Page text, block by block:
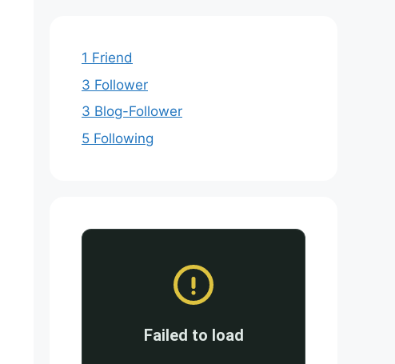
1 Friend
3 Follower
3 Blog-Follower
5 Following